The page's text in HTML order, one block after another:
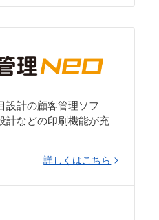
設計の顧客管理ソフ
計などの印刷機能が充
詳しくはこちら